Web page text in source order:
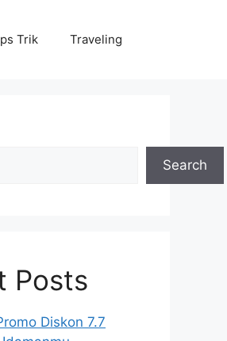
Trik Traveling
Search
Posts
Diskon 7.7